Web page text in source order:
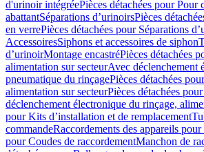
d'urinoir intégréePièces détachées pour
abattantSéparations d’urinoirsPièces
en verrePièces détachées pour Séparations
AccessoiresSiphons et accessoires de siphon
dʼurinoirMontage encastréPièces détachées
alimentation sur secteurAvec déclenchement
pneumatique du rinçagePièces détachées
alimentation sur secteurPièces détachées
déclenchement électronique du rinçage,
pour Kits d’installation et de remplacement
commandeRaccordements des appareils
pour Coudes de raccordementManchon de